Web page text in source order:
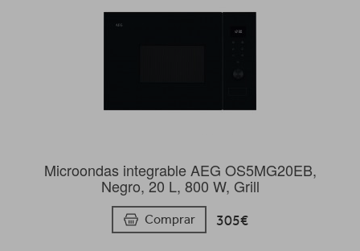
Microondas integrable AEG OS5MG20EB,
Negro, 20 L, 800 W, Grill
Comprar 305€